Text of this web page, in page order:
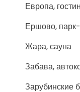
Европа,
Ершово,
Жара, сауна
Забава,
Зарубинские